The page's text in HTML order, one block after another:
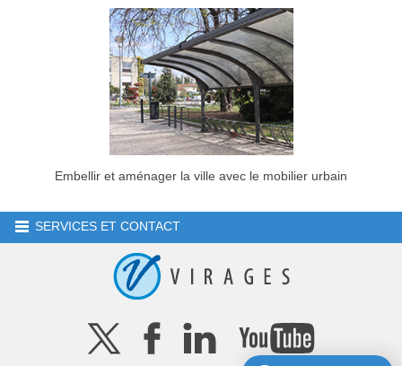
Embellir et aménager la ville avec le mobilier urbain
SERVICES ET CONTACT